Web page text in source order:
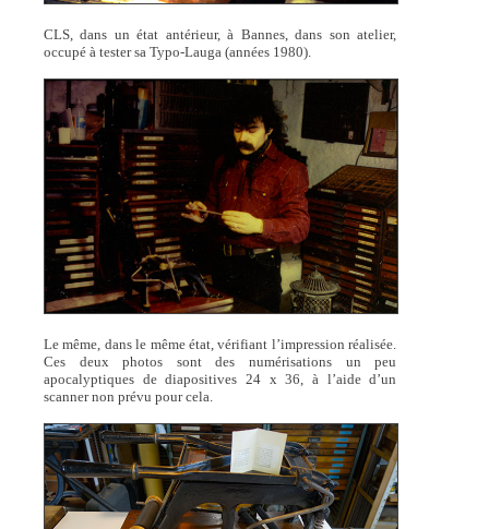
CLS, dans un état antérieur, à Bannes, dans son atelier,
occupé à tester sa Typo-Lauga (années 1980).
Le même, dans le même état, vérifiant l’impression réalisée.
Ces deux photos sont des numérisations un peu
apocalyptiques de diapositives 24 x 36, à l’aide d’un
scanner non prévu pour cela.